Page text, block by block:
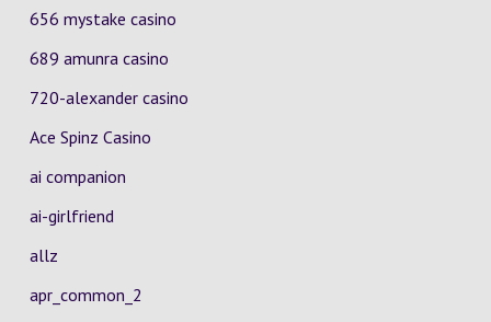
656 mystake casino
689 amunra casino
720-alexander casino
Ace Spinz Casino
ai companion
ai-girlfriend
allz
apr_common_2